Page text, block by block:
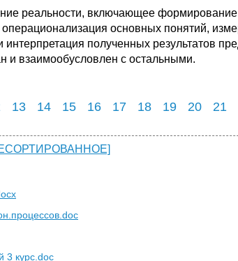
реальности, включающее формирование
основных понятий,
полученных результатов
и взаимообусловлен с остальными.
13 14 15 16 17 18 19 20 21
3 курс.doc